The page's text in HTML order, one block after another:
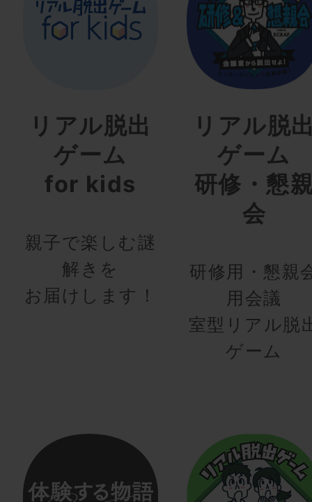
リアル脱出
ゲーム
for kids
親子で楽しむ謎
解きを
お届けします！
リアル脱
ゲーム
研修・懇
会
研修用・懇親
用会議
室型リアル脱
ゲーム